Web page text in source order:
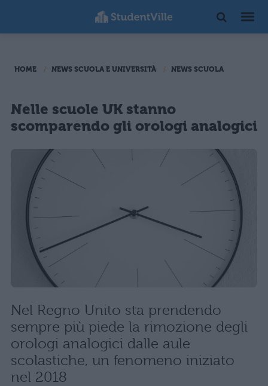
HOME NEWS SCUOLA E UNIVERSITÀ NEWS SCUOLA
Nelle scuole UK stanno
scomparendo gli orologi analogici
Nel Regno Unito sta prendendo
sempre più piede la rimozione degli
orologi analogici dalle aule
scolastiche, un fenomeno iniziato
nel 2018